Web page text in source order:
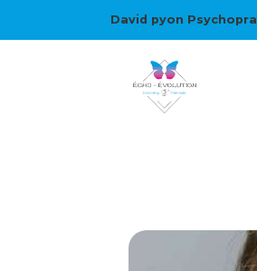
David pyon